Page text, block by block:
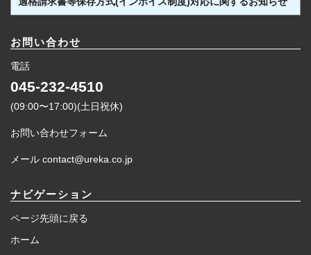
お問い合わせ
電話
045-232-4510
(09:00〜17:00)(土日祝休)
お問い合わせフォーム
メール contact@ureka.co.jp
ナビゲーション
ページ先頭に戻る
ホーム